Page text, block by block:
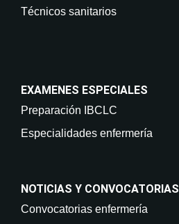
Técnicos sanitarios
EXAMENES ESPECIALES
Preparación IBCLC
Especialidades enfermería
NOTICIAS Y CONVOCATORIAS
Convocatorias enfermería